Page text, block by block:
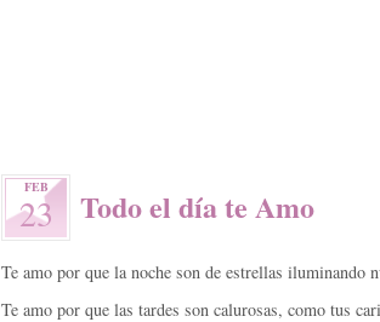
FEB
23 Todo el día te Amo
Te amo por que la noche son de estrellas iluminando
Te amo por que las tardes son calurosas, como tus